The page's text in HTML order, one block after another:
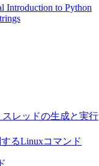
Introduction to Python
スレッドの生成と実行
るLinuxコマンド